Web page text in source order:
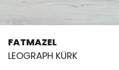
FATMAZEL
LEOGRAPH KÜRK